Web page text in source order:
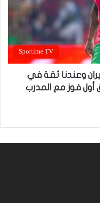
Sportime TV
وعندنا ثقة في
فوز مع المدرب